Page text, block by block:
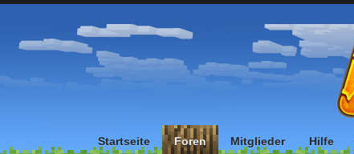
Startseite Foren Mitglieder Hilfe